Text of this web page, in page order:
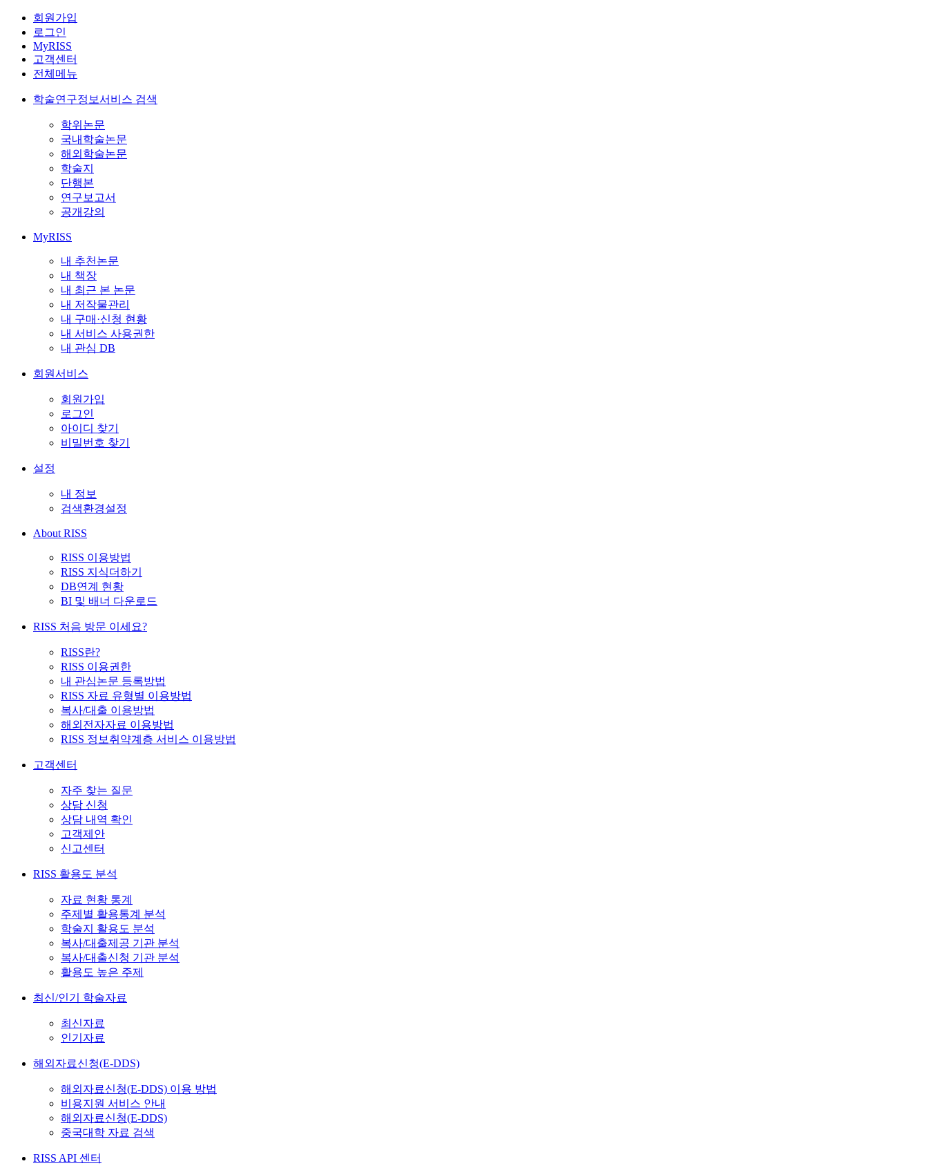
회원가입
로그인
MyRISS
고객센터
전체메뉴
학술연구정보서비스 검색
학위논문
국내학술논문
해외학술논문
학술지
단행본
연구보고서
공개강의
MyRISS
내 추천논문
내 책장
내 최근 본 논문
내 저작물관리
내 구매·신청 현황
내 서비스 사용권한
내 관심 DB
회원서비스
회원가입
로그인
아이디 찾기
비밀번호 찾기
설정
내 정보
검색환경설정
About RISS
RISS 이용방법
RISS 지식더하기
DB연계 현황
BI 및 배너 다운로드
RISS 처음 방문 이세요?
RISS란?
RISS 이용권한
내 관심논문 등록방법
RISS 자료 유형별 이용방법
복사/대출 이용방법
해외전자자료 이용방법
RISS 정보취약계층 서비스 이용방법
고객센터
자주 찾는 질문
상담 신청
상담 내역 확인
고객제안
신고센터
RISS 활용도 분석
자료 현황 통계
주제별 활용통계 분석
학술지 활용도 분석
복사/대출제공 기관 분석
복사/대출신청 기관 분석
활용도 높은 주제
최신/인기 학술자료
최신자료
인기자료
해외자료신청(E-DDS)
해외자료신청(E-DDS) 이용 방법
비용지원 서비스 안내
해외자료신청(E-DDS)
중국대학 자료 검색
RISS API 센터